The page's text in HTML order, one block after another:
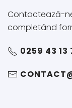
Contactează-
completând
0259 43 13